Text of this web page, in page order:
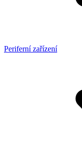
Periferní zařízení